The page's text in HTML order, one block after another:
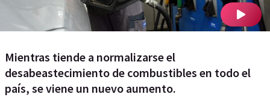
Mientras tiende a normalizarse el
desabeastecimiento de combustibles en todo el
país, se viene un nuevo aumento.